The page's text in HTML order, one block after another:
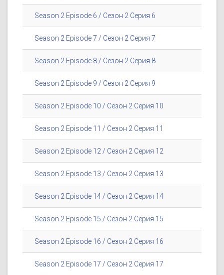
Season 2 Episode 6 / Сезон 2 Серия 6
Season 2 Episode 7 / Сезон 2 Серия 7
Season 2 Episode 8 / Сезон 2 Серия 8
Season 2 Episode 9 / Сезон 2 Серия 9
Season 2 Episode 10 / Сезон 2 Серия 10
Season 2 Episode 11 / Сезон 2 Серия 11
Season 2 Episode 12 / Сезон 2 Серия 12
Season 2 Episode 13 / Сезон 2 Серия 13
Season 2 Episode 14 / Сезон 2 Серия 14
Season 2 Episode 15 / Сезон 2 Серия 15
Season 2 Episode 16 / Сезон 2 Серия 16
Season 2 Episode 17 / Сезон 2 Серия 17